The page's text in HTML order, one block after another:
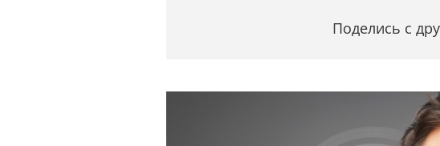
Поделись с